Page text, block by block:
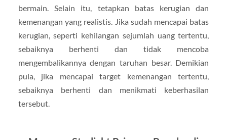
bermain. Selain itu, tetapkan batas kerugian dan
kemenangan yang realistis. Jika sudah mencapai batas
kerugian, seperti kehilangan sejumlah uang tertentu,
sebaiknya berhenti dan tidak mencoba
mengembalikannya dengan taruhan besar. Demikian
pula, jika mencapai target kemenangan tertentu,
sebaiknya berhenti dan menikmati keberhasilan
tersebut.